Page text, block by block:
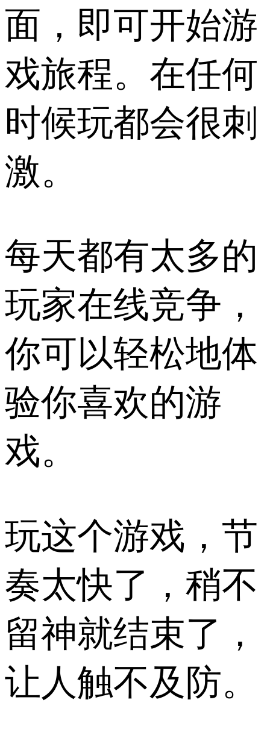
面，即可开始游
戏旅程。在任何
时候玩都会很刺
激。
每天都有太多的
玩家在线竞争，
你可以轻松地体
验你喜欢的游
戏。
玩这个游戏，节
奏太快了，稍不
留神就结束了，
让人触不及防。